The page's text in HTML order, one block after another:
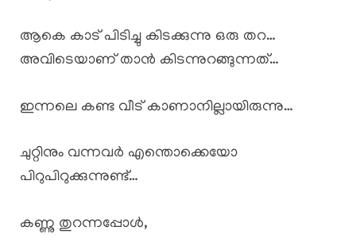
ആകെ കാട് പിടിച്ചു കിടക്കുന്നു ഒരു തറ…
അവിടെയാണ് താൻ കിടന്നുറങ്ങുന്നത്…
ഇന്നലെ കണ്ട വീട് കാണാനില്ലായിരുന്നു…
ചുറ്റിനും വന്നവർ എന്തൊക്കെയോ
പിറുപിറുക്കുന്നുണ്ട്…
കണ്ണു തുറന്നപ്പോൾ,